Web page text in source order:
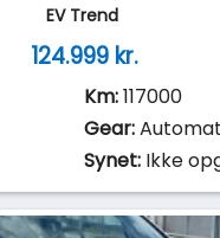
EV Trend
124.999 kr.
Km:117000
Gear:Automat
Synet: Ikke